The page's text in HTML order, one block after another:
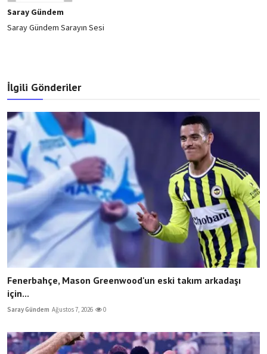
Saray Gündem
Saray Gündem Sarayın Sesi
İlgili Gönderiler
Fenerbahçe, Mason Greenwood'un eski takım arkadaşı
için...
Saray Gündem Ağustos 7, 2026 0